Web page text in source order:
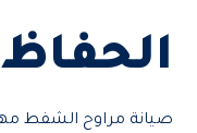
صيانة مراوح الشفط